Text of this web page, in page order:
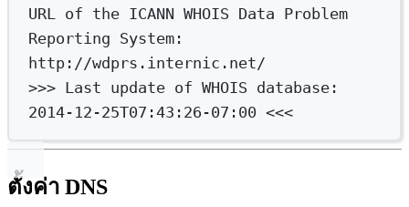
URL of the ICANN WHOIS Data Problem
Reporting System:
http://wdprs.internic.net/
>>> Last update of WHOIS database:
2014-12-25T07:43:26-07:00 <<<
ตั้งค่า DNS